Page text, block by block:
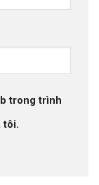
trong trình
tôi.